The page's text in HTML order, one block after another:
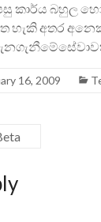
කාර්ය බහුල
හැකි අතර
16, 2009